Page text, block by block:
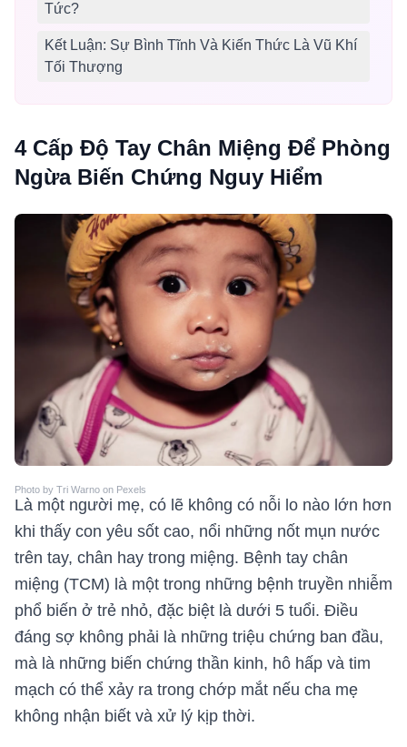
Tức?
Kết Luận: Sự Bình Tĩnh Và Kiến Thức Là Vũ Khí
Tối Thượng
4 Cấp Độ Tay Chân Miệng Để Phòng
Ngừa Biến Chứng Nguy Hiểm
Photo by Tri Warno on Pexels
Là một người mẹ, có lẽ không có nỗi lo nào lớn hơn
khi thấy con yêu sốt cao, nổi những nốt mụn nước
trên tay, chân hay trong miệng. Bệnh tay chân
miệng (TCM) là một trong những bệnh truyền nhiễm
phổ biến ở trẻ nhỏ, đặc biệt là dưới 5 tuổi. Điều
đáng sợ không phải là những triệu chứng ban đầu,
mà là những biến chứng thần kinh, hô hấp và tim
mạch có thể xảy ra trong chớp mắt nếu cha mẹ
không nhận biết và xử lý kịp thời.